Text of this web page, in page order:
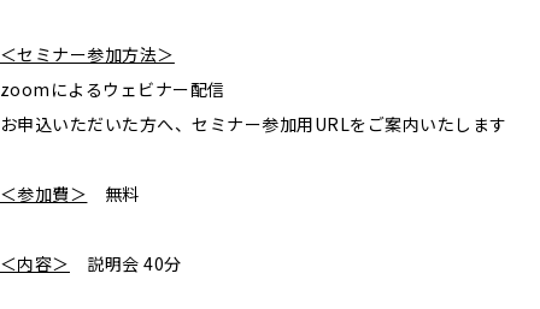
＜セミナー参加方法＞
zoomによるウェビナー配信
お申込いただいた方へ、セミナー参加用URLをご案内いたします
＜参加費＞ 無料
＜内容＞ 説明会 40分